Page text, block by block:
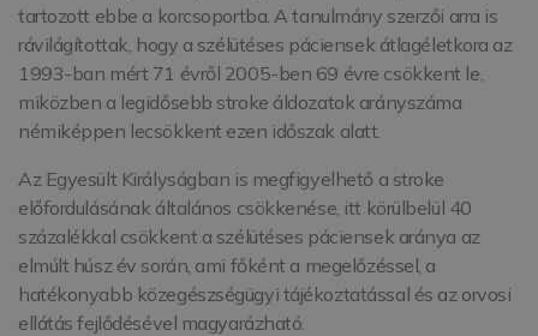
tartozott ebbe a korcsoportba. A tanulmány szerzői arra is
rávilágítottak, hogy a szélütéses páciensek átlagéletkora az
1993-ban mért 71 évről 2005-ben 69 évre csökkent le,
miközben a legidősebb stroke áldozatok arányszáma
némiképpen lecsökkent ezen időszak alatt.
Az Egyesült Királyságban is megfigyelhető a stroke
előfordulásának általános csökkenése, itt körülbelül 40
százalékkal csökkent a szélütéses páciensek aránya az
elmúlt húsz év során, ami főként a megelőzéssel, a
hatékonyabb közegészségügyi tájékoztatással és az orvosi
ellátás fejlődésével magyarázható.